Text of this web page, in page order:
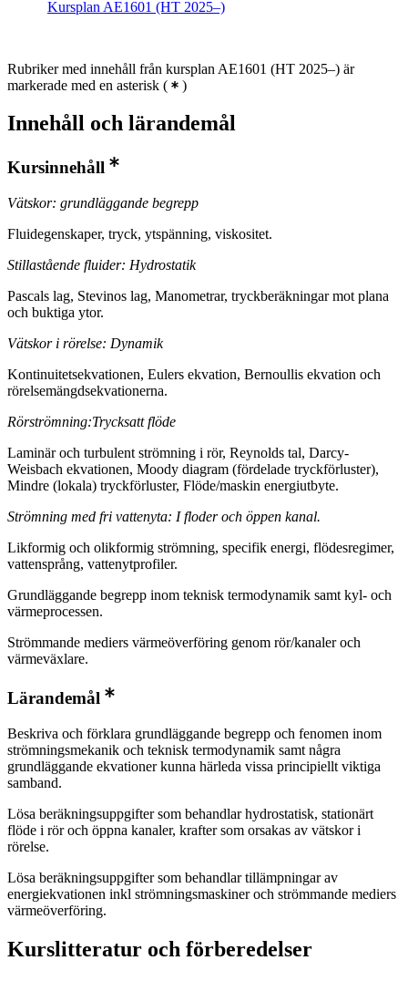
Kursplan AE1601 (HT 2025–)
Rubriker med innehåll från kursplan AE1601 (HT 2025–) är
markerade med en asterisk ( )
Innehåll och lärandemål
Kursinnehåll
Vätskor: grundläggande begrepp
Fluidegenskaper, tryck, ytspänning, viskositet.
Stillastående fluider: Hydrostatik
Pascals lag, Stevinos lag, Manometrar, tryckberäkningar mot plana
och buktiga ytor.
Vätskor i rörelse: Dynamik
Kontinuitetsekvationen, Eulers ekvation, Bernoullis ekvation och
rörelsemängdsekvationerna.
Rörströmning:Trycksatt flöde
Laminär och turbulent strömning i rör, Reynolds tal, Darcy-
Weisbach ekvationen, Moody diagram (fördelade tryckförluster),
Mindre (lokala) tryckförluster, Flöde/maskin energiutbyte.
Strömning med fri vattenyta: I floder och öppen kanal.
Likformig och olikformig strömning, specifik energi, flödesregimer,
vattensprång, vattenytprofiler.
Grundläggande begrepp inom teknisk termodynamik samt kyl- och
värmeprocessen.
Strömmande mediers värmeöverföring genom rör/kanaler och
värmeväxlare.
Lärandemål
Beskriva och förklara grundläggande begrepp och fenomen inom
strömningsmekanik och teknisk termodynamik samt några
grundläggande ekvationer kunna härleda vissa principiellt viktiga
samband.
Lösa beräkningsuppgifter som behandlar hydrostatisk, stationärt
flöde i rör och öppna kanaler, krafter som orsakas av vätskor i
rörelse.
Lösa beräkningsuppgifter som behandlar tillämpningar av
energiekvationen inkl strömningsmaskiner och strömmande mediers
värmeöverföring.
Kurslitteratur och förberedelser